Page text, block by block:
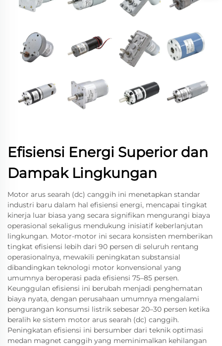
Efisiensi Energi Superior dan
Dampak Lingkungan
Motor arus searah (dc) canggih ini menetapkan standar
industri baru dalam hal efisiensi energi, mencapai tingkat
kinerja luar biasa yang secara signifikan mengurangi biaya
operasional sekaligus mendukung inisiatif keberlanjutan
lingkungan. Motor-motor ini secara konsisten memberikan
tingkat efisiensi lebih dari 90 persen di seluruh rentang
operasionalnya, mewakili peningkatan substansial
dibandingkan teknologi motor konvensional yang
umumnya beroperasi pada efisiensi 75–85 persen.
Keunggulan efisiensi ini berubah menjadi penghematan
biaya nyata, dengan perusahaan umumnya mengalami
pengurangan konsumsi listrik sebesar 20–30 persen ketika
beralih ke sistem motor arus searah (dc) canggih.
Peningkatan efisiensi ini bersumber dari teknik optimasi
medan magnet canggih yang meminimalkan kehilangan